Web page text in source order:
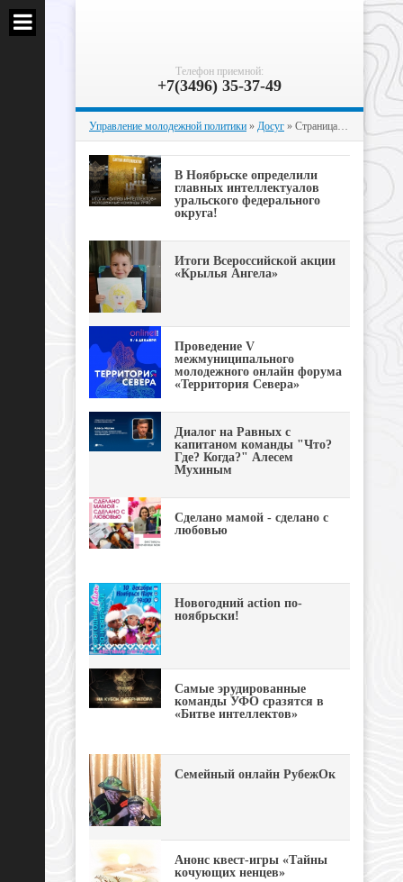
Телефон приемной:
+7(3496) 35-37-49
Управление молодежной политики » Досуг » Страница 14
В Ноябрьске определили
главных интеллектуалов
уральского федерального
округа!
Итоги Всероссийской акции
«Крылья Ангела»
Проведение V
межмуниципального
молодежного онлайн форума
«Территория Севера»
Диалог на Равных с
капитаном команды "Что?
Где? Когда?" Алесем
Мухиным
Сделано мамой - сделано с
любовью
Новогодний action по-
ноябрьски!
Самые эрудированные
команды УФО сразятся в
«Битве интеллектов»
Семейный онлайн РубежОк
Анонс квест-игры «Тайны
кочующих ненцев»